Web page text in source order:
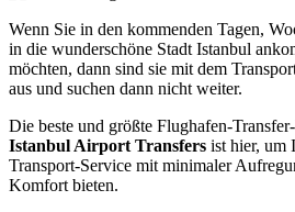
Wenn Sie in den kommenden Tagen,
in die wunderschöne Stadt Istanbul
möchten, dann sind sie mit dem
aus und suchen dann nicht weiter.
Die beste und größte Flughafen-
Istanbul Airport Transfers ist hier, um
Transport-Service mit minimaler
Komfort bieten.